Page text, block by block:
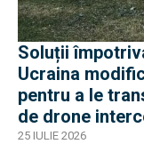
Soluții
Ucraina
pentru a le
de drone
25 IULIE 2026